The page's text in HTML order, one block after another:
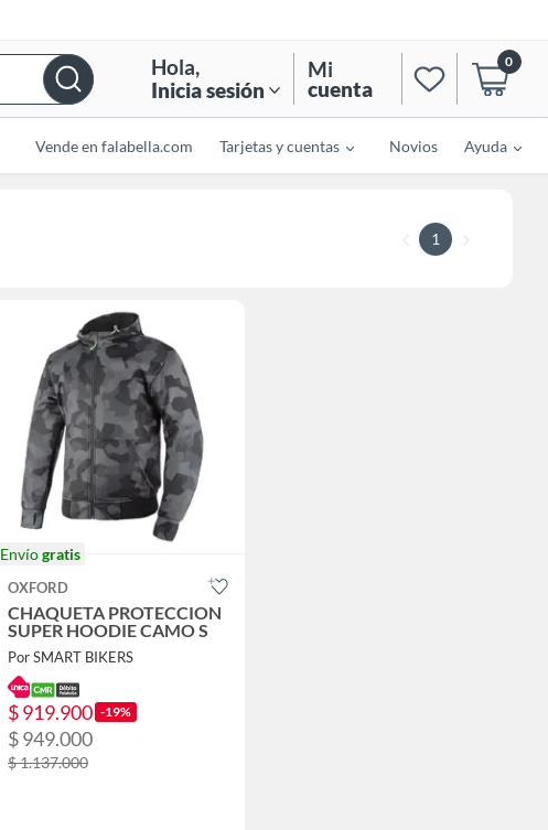
Hola,
Inicia sesión
Mi
cuenta
0
Vende en falabella.com Tarjetas y cuentas Novios Ayuda
1
Envíogratis
OXFORD
CHAQUETA PROTECCION
SUPER HOODIE CAMO S
Por SMART BIKERS
$ 919.900 -19%
$ 949.000
$ 1.137.000